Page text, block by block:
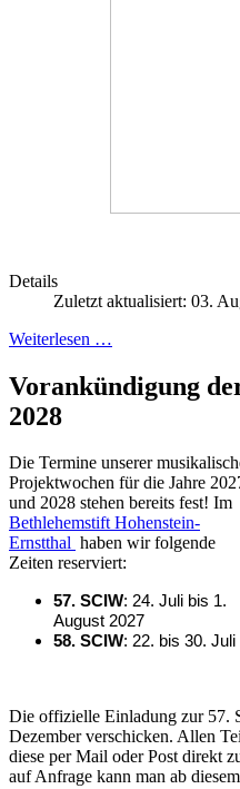
Details
Zuletzt aktualisiert: 03.
Weiterlesen …
Vorankündigung
2028
Die Termine unserer
Projektwochen für die Jahre
und 2028 stehen bereits fest! Im
Bethlehemstift Hohenstein-
Ernstthal haben wir folgende
Zeiten reserviert:
57. SCIW: 24. Juli bis 1.
August 2027
58. SCIW: 22. bis 30. Juli
Die offizielle Einladung zur 57.
Dezember verschicken. Allen
diese per Mail oder Post direkt
auf Anfrage kann man ab